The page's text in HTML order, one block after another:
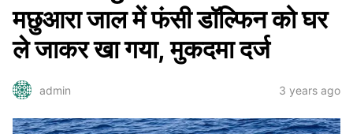
मछुआरा जाल में फंसी डॉल्फिन को घर
ले जाकर खा गया, मुकदमा दर्ज
admin 3 years ago